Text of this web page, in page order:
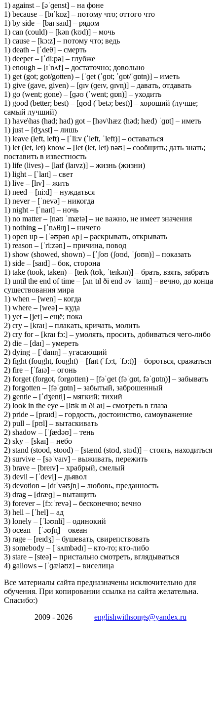
1) against – [əˈɡenst] – на фоне
1) because – [bɪˈkɒz] – потому что; оттого что
1) by side – [baɪ saɪd] – рядом
1) can (could) – [kən (kʊd)] – мочь
1) cause – [kɔ:z] – потому что; ведь
1) death – [ˈdeθ] – смерть
1) deeper – [ˈdi:pə] – глубже
1) enough – [ɪˈnʌf] – достаточно; довольно
1) get (got; got/gotten) – [ˈɡet (ˈɡɒt; ˈɡɒt/ˈɡɒtn̩)] – иметь
1) give (gave, given) – [ɡɪv (ɡeɪv, ɡɪvn̩)] – давать, отдавать
1) go (went; gone) – [ɡəʊ (ˈwent; ɡɒn)] – уходить
1) good (better; best) – [ɡʊd (ˈbetə; best)] – хороший (лучше;
самый лучший)
1) have\has (had; had) got – [həv\hæz (həd; hæd) ˈɡɒt] – иметь
1) just – [dʒʌst] – лишь
1) leave (left, left) – [ˈli:v (ˈleft, ˈleft)] – оставаться
1) let (let, let) know – [let (let, let) nəʊ] – сообщить; дать знать;
поставить в известность
1) life (lives) – [laɪf (laɪvz)] – жизнь (жизни)
1) light – [ˈlaɪt] – свет
1) live – [lɪv] – жить
1) need – [ni:d] – нуждаться
1) never – [ˈnevə] – никогда
1) night – [ˈnaɪt] – ночь
1) no matter – [nəʊ ˈmætə] – не важно, не имеет значения
1) nothing – [ˈnʌθɪŋ] – ничего
1) open up – [ˈəʊpən ʌp] – раскрывать, открывать
1) reason – [ˈri:zən] – причина, повод
1) show (showed, shown) – [ˈʃoʊ (ʃoʊd, ˈʃoʊn)] – показать
1) side – [saɪd] – бок, сторона
1) take (took, taken) – [teɪk (tʊk, ˈteɪkən)] – брать, взять, забрать
1) until the end of time – [ʌnˈtɪl ði end əv ˈtaɪm] – вечно, до конца
существования мира
1) when – [wen] – когда
1) where – [weə] – куда
1) yet – [jet] – ещё; пока
2) cry – [kraɪ] – плакать, кричать, молить
2) cry for – [kraɪ fɔ:] – умолять, просить, добиваться чего-либо
2) die – [daɪ] – умереть
2) dying – [ˈdaɪɪŋ] – угасающий
2) fight (fought, fought) – [faɪt (ˈfɔ:t, ˈfɔːt)] – бороться, сражаться
2) fire – [ˈfaɪə] – огонь
2) forget (forgot, forgotten) – [fəˈɡet (fəˈɡɒt, fəˈɡɒtn̩)] – забывать
2) forgotten – [fəˈɡɒtn] – забытый, заброшенный
2) gentle – [ˈdʒentl̩] – мягкий; тихий
2) look in the eye – [lʊk ɪn ði aɪ] – смотреть в глаза
2) pride – [praɪd] – гордость, достоинство, самоуважение
2) pull – [pʊl] – вытаскивать
2) shadow – [ˈʃædəʊ] – тень
2) sky – [skaɪ] – небо
2) stand (stood, stood) – [stænd (stʊd, stʊd)] – стоять, находиться
2) survive – [səˈvaɪv] – выживать, пережить
3) brave – [breɪv] – храбрый, смелый
3) devil – [ˈdevl̩] – дьявол
3) devotion – [dɪˈvəʊʃn̩] – любовь, преданность
3) drag – [dræɡ] – вытащить
3) forever – [fɔ:ˈrevə] – бесконечно; вечно
3) hell – [ˈhel] – ад
3) lonely – [ˈləʊnli] – одинокий
3) ocean – [ˈəʊʃn̩] – океан
3) rage – [reɪdʒ] – бушевать, свирепствовать
3) somebody – [ˈsʌmbədɪ] – кто-то; кто-либо
3) stare – [steə] – пристально смотреть, вглядываться
4) gallows – [ˈɡæləʊz] – виселица
Все материалы сайта предназначены исключительно для
обучения. При копировании ссылка на сайта желательна.
Спасибо:)
2009 - 2026 englishwithsongs@yandex.ru